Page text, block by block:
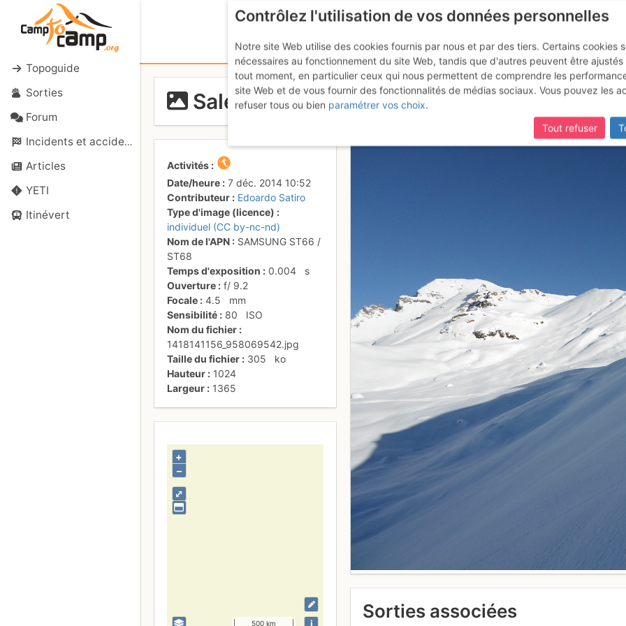
Topoguide
Sorties
Forum
Incidents et accidents
Articles
YETI
Itinévert
Salendo al Petit Tournalin. Itinerario per la
Activités
Date/heure
7 déc. 2014 10:52
Contributeur
Edoardo Satiro
Type d'image (licence)
individuel (CC by-nc-nd)
Nom de l'APN
SAMSUNG ST66 /
ST68
Temps d'exposition
0.004
s
Ouverture
f/9.2
Focale
4.5
mm
Sensibilité
80
ISO
Nom du fichier
1418141156_958069542.jpg
Taille du fichier
305
ko
Hauteur
1024
Largeur
1365
⤢
+
–
500 km
Sorties associées
Contrôlez l'utilisation de vos données personnelles
Notre site Web utilise des cookies fournis par nous et par des tiers. Certains cookies
nécessaires au fonctionnement du site Web, tandis que d'autres peuvent être ajustés
tout moment, en particulier ceux qui nous permettent de comprendre les
site Web et de vous fournir des fonctionnalités de médias sociaux. Vous pouvez les
refuser tous ou bien paramétrer vos choix.
Tout refuser